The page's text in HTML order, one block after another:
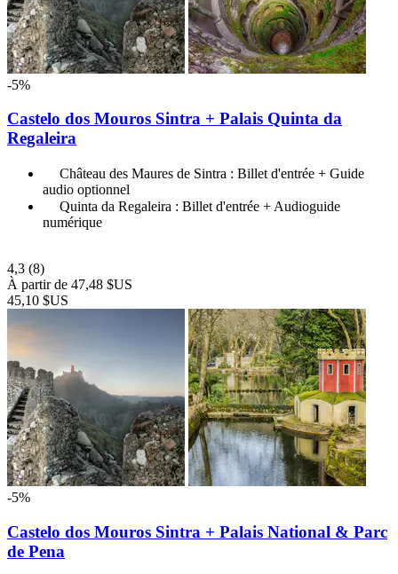
-5%
Castelo dos Mouros Sintra + Palais Quinta da
Regaleira
Château des Maures de Sintra : Billet d'entrée + Guide
audio optionnel
Quinta da Regaleira : Billet d'entrée + Audioguide
numérique
4,3 (8)
À partir de 47,48 $US
45,10 $US
-5%
Castelo dos Mouros Sintra + Palais National & Parc
de Pena